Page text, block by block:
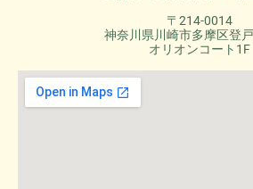
〒214-0014
神奈川県川崎市多摩区登
オリオンコート1F